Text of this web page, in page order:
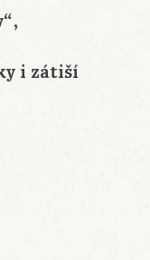
i zátiší